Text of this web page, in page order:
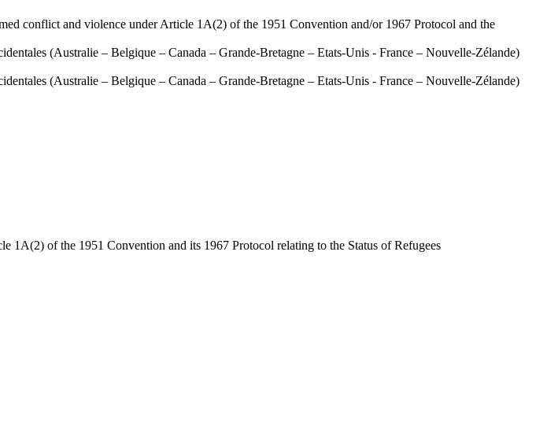
conflict and violence under Article 1A(2) of the 1951 Convention and/or 1967 Protocol and the
(Australie – Belgique – Canada – Grande-Bretagne – Etats-Unis - France – Nouvelle-Zélande)
(Australie – Belgique – Canada – Grande-Bretagne – Etats-Unis - France – Nouvelle-Zélande)
1A(2) of the 1951 Convention and its 1967 Protocol relating to the Status of Refugees